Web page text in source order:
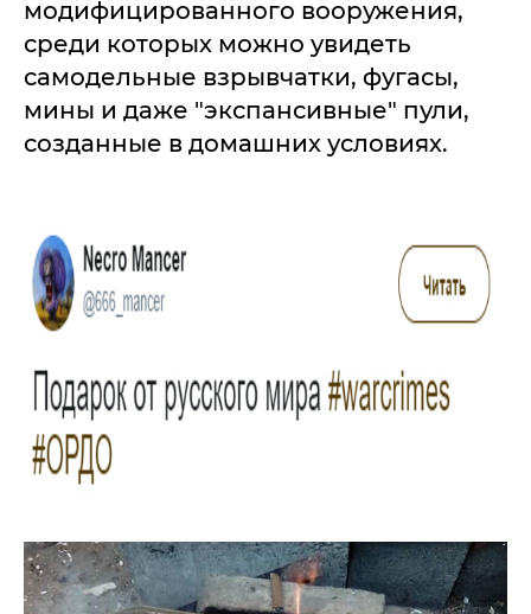
модифицированного вооружения,
среди которых можно увидеть
самодельные взрывчатки, фугасы,
мины и даже "экспансивные" пули,
созданные в домашних условиях.